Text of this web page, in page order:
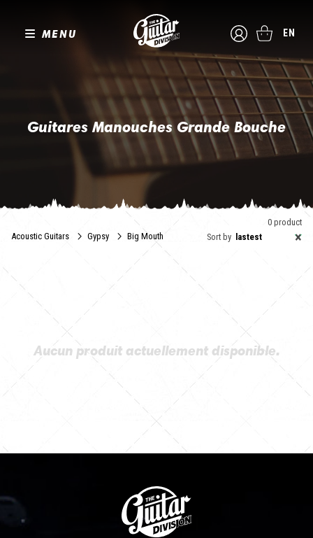
MENU EN
Guitares Manouches Grande Bouche
"Grande bouche" , la guitare manouche avec une ouverture en
forme de demi-lune. Un son caractéristique avec plus de basses.
Guitare de soliste ou pour l'accompagnement ? On vous laisse
juge, en attendant, The Guitar Division vous propose le meilleur de
la guitare manouche alternative.
Acoustic Guitars Gypsy Big Mouth
0 product
Sort by
×
lastest
Aucun produit actuellement disponible.